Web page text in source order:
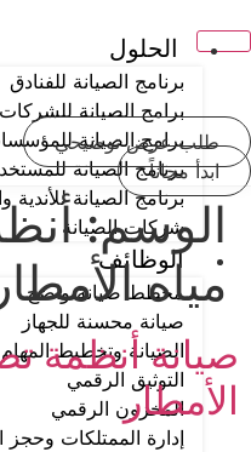
الحلول
برنامج الصيانة للفنادق
برامج الصيانة للشركات
برامج الصيانة للمؤسسات
برنامج الصيانة
برنامج الصيانة للأندية
شركات الصيانة
الوظائف
مخطط صيانة واضح
صيانة محسنة للجهاز
الصيانة وتخطيط المهام
التوثيق الرقمي
المخزون الرقمي
إدارة الممتلكات وحجز
طلب عرض توضيحي
ابدأ مجاناً
الأمطار
أنظمة